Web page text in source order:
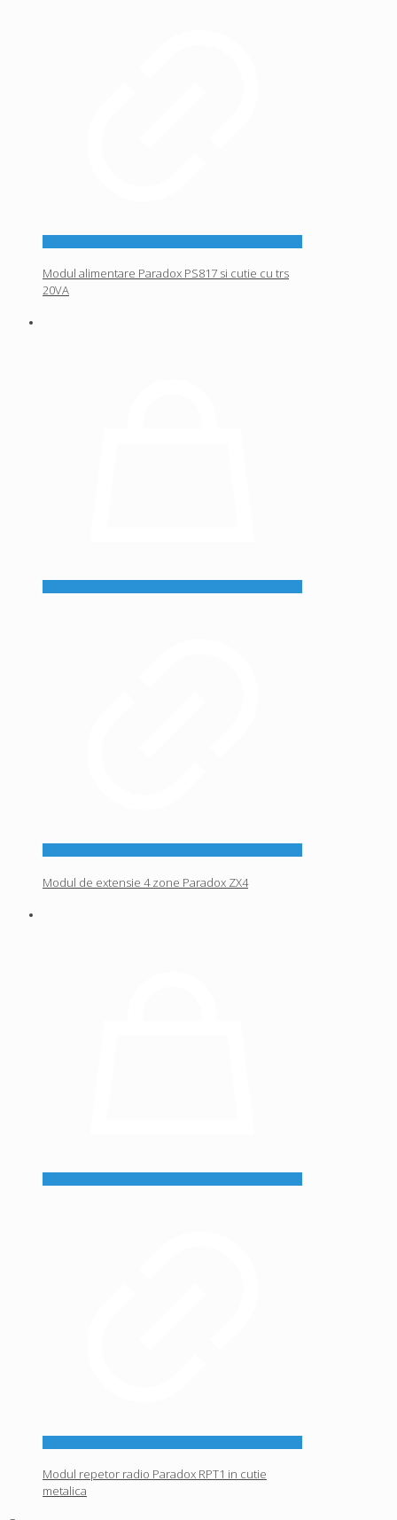
Modul alimentare Paradox PS817 si cutie cu trs
20VA
Modul de extensie 4 zone Paradox ZX4
Modul repetor radio Paradox RPT1 in cutie
metalica